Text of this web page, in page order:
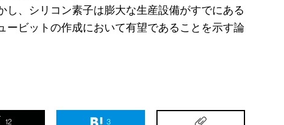
し、シリコン素子は膨大な生産設備がすでにある
ービットの作成において有望であることを示す論
12 3